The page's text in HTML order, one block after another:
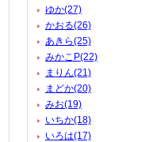
ゆか(27)
かおる(26)
あきら(25)
みかこP(22)
まりん(21)
まどか(20)
みお(19)
いちか(18)
いろは(17)